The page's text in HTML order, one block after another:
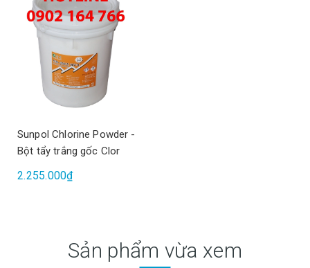
Sunpol Chlorine Powder -
Bột tẩy trắng gốc Clor
2.255.000₫
Sản phẩm vừa xem